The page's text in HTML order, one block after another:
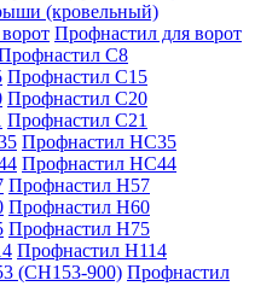
(кровельный)
Профнастил для ворот
С8
Профнастил С15
Профнастил С20
Профнастил С21
Профнастил НС35
Профнастил НС44
Профнастил Н57
Профнастил Н60
Профнастил Н75
Профнастил Н114
Профнастил